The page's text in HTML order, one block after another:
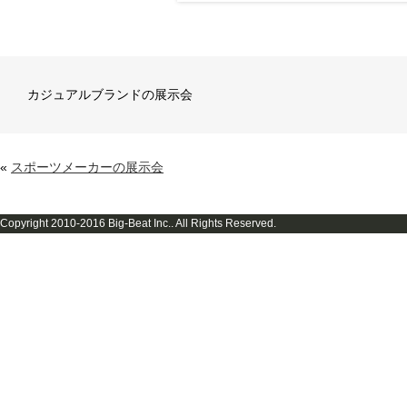
カジュアルブランドの展示会
« スポーツメーカーの展示会
Copyright 2010-2016 Big-Beat Inc.. All Rights Reserved.